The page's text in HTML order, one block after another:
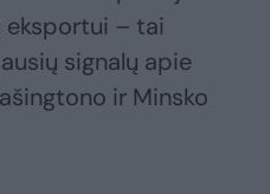
eksportui – tai
signalų apie
ir Minsko